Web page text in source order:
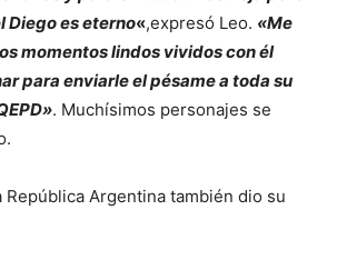
Diego es eterno«,expresó Leo. «Me
momentos lindos vividos con él
para enviarle el pésame a toda su
. Muchísimos personajes se
República Argentina también dio su